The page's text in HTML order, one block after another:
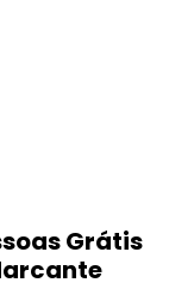
Grátis